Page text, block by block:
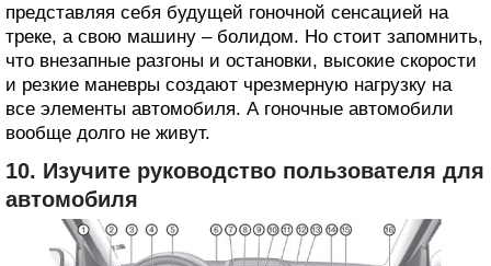
представляя себя будущей гоночной сенсацией на
треке, а свою машину – болидом. Но стоит запомнить,
что внезапные разгоны и остановки, высокие скорости
и резкие маневры создают чрезмерную нагрузку на
все элементы автомобиля. А гоночные автомобили
вообще долго не живут.
10. Изучите руководство пользователя для
автомобиля